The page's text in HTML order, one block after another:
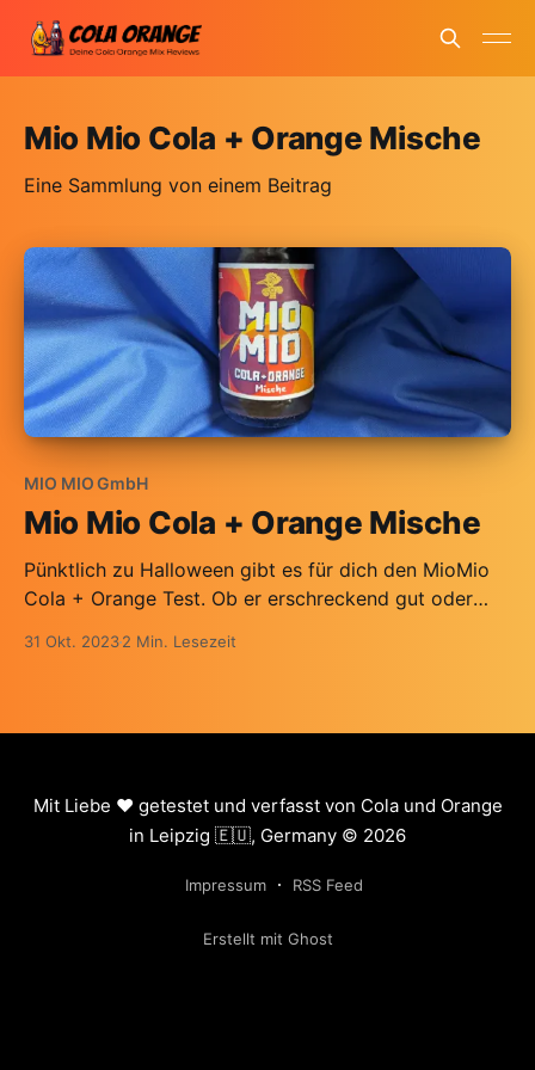
Mio Mio Cola + Orange Mische
Eine Sammlung von einem Beitrag
MIO MIO GmbH
Mio Mio Cola + Orange Mische
Pünktlich zu Halloween gibt es für dich den MioMio
Cola + Orange Test. Ob er erschreckend gut oder
31 Okt. 20232 Min. Lesezeit
Mit Liebe ❤️ getestet und verfasst von Cola und Orange
in Leipzig 🇪🇺, Germany © 2026
Impressum RSS Feed
Erstellt mit Ghost